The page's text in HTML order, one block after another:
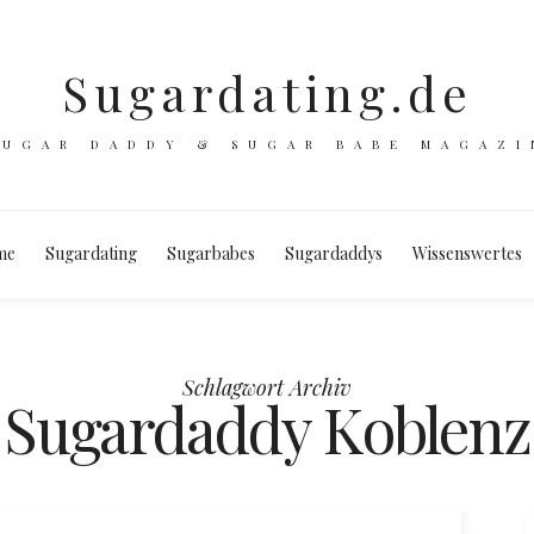
Sugardating.de
DADDY & SUGAR BABE
Sugardating Sugarbabes Sugardaddys Wissenswertes
Schlagwort Archiv
Sugardaddy Koblenz